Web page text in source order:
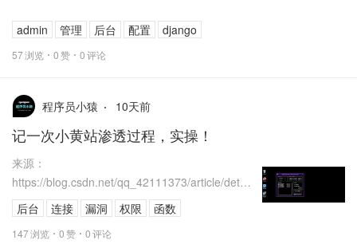
admin 管理 后台 配置 django
57浏览 0赞 0评论
程序员小猿 10天前
记一次小黄站渗透过程，实操！
来源：
https://blog.csdn.net/qq_42111373/article/detail
s/105667190
后台 连接 漏洞 权限 函数
147浏览 0赞 0评论